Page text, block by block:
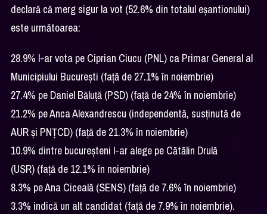
declară că merg sigur la vot (52.6% din totalul eșantionului)
este următoarea:
28.9% l-ar vota pe Ciprian Ciucu (PNL) ca Primar General al
Municipiului București (față de 27.1% în noiembrie)
27.4% pe Daniel Băluță (PSD) (față de 24% în noiembrie)
21.2% pe Anca Alexandrescu (independentă, susținută de
AUR și PNȚCD) (față de 21.3% în noiembrie)
10.9% dintre bucureșteni l-ar alege pe Cătălin Drulă
(USR) (față de 12.1% în noiembrie)
8.3% pe Ana Ciceală (SENS) (față de 7.6% în noiembrie)
3.3% indică un alt candidat (față de 7.9% în noiembrie).